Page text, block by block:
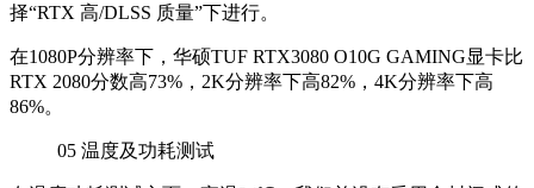
择“RTX 高/DLSS 质量”下进行。
在1080P分辨率下，华硕TUF RTX3080 O10G GAMING显卡比
RTX 2080分数高73%，2K分辨率下高82%，4K分辨率下高
86%。
05 温度及功耗测试